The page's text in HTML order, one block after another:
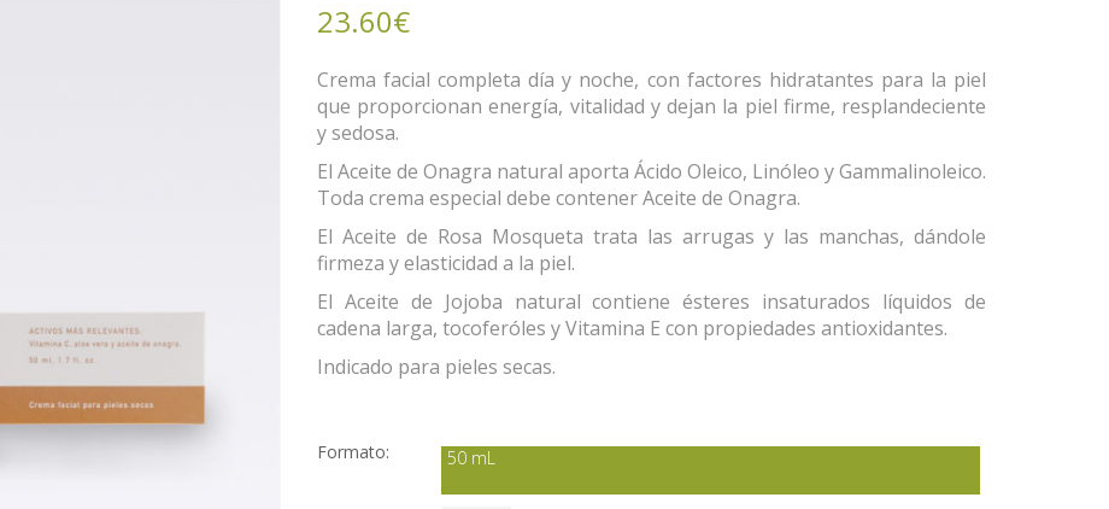
23.60€
Crema facial completa día y noche, con factores hidratantes para la piel
que proporcionan energía, vitalidad y dejan la piel firme, resplandeciente
y sedosa.
El Aceite de Onagra natural aporta Ácido Oleico, Linóleo y Gammalinoleico.
Toda crema especial debe contener Aceite de Onagra.
El Aceite de Rosa Mosqueta trata las arrugas y las manchas, dándole
firmeza y elasticidad a la piel.
El Aceite de Jojoba natural contiene ésteres insaturados líquidos de
cadena larga, tocoferóles y Vitamina E con propiedades antioxidantes.
Indicado para pieles secas.
Formato: 50 mL